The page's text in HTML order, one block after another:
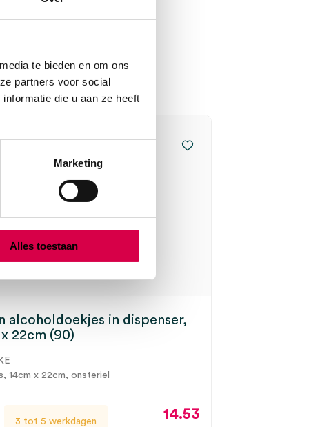
te bieden en om ons
partners voor social
die u aan ze heeft
Marketing
Alles toestaan
alcoholdoekjes in dispenser,
22cm (90)
14cm x 22cm, onsteriel
3 tot 5 werkdagen 14.53